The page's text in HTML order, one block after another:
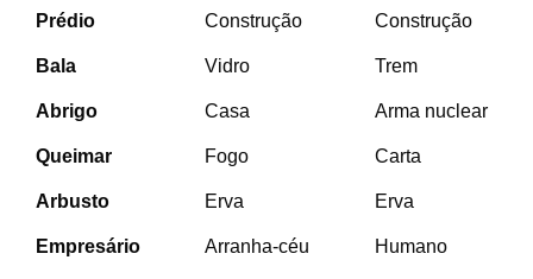
Prédio Construção Construção
Bala Vidro Trem
Abrigo Casa Arma nuclear
Queimar Fogo Carta
Arbusto Erva Erva
Empresário Arranha-céu Humano